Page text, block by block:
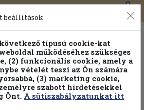
0
beállítások
típusú cookie-kat
működéséhez szükséges
(2) funkcionális cookie, amely a
vételét teszi az Ön számára
(3) marketing cookie,
szabott hirdetésekkel
Önt. A sütiszabályzatunkat itt